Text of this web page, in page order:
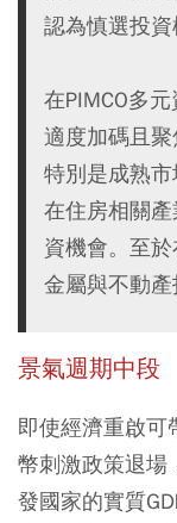
認為慎選投資
在PIMCO多
適度加碼且聚
特別是成熟
在住房相關
資機會。至
金屬與不動產
景氣週期中段
即使經濟重啟可
幣刺激政策退場
發國家的實質